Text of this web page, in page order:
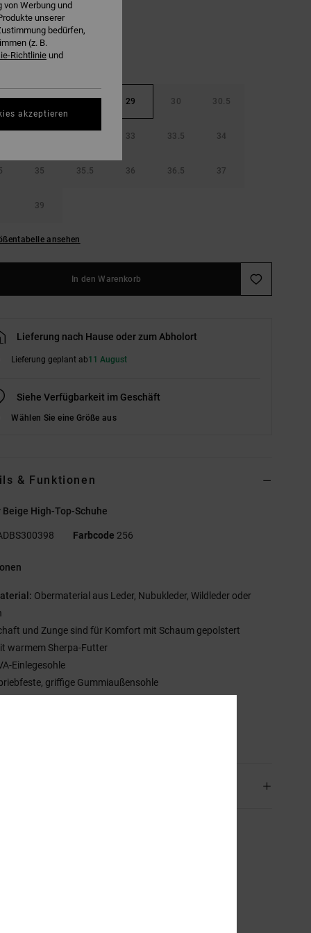
28 28.5 29 30 30.5
33 33.5 34
35 35.5 36 36.5 37
39
ansehen
In den Warenkorb
Lieferung nach Hause oder zum Abholort
Lieferung geplant ab11 August
Siehe Verfügbarkeit im Geschäft
Wählen Sie eine Größe aus
& Funktionen
Beige High-Top-Schuhe
Farbcode 256
Obermaterial aus Leder, Nubukleder, Wildleder oder
und Zunge sind für Komfort mit Schaum gepolstert
warmem Sherpa-Futter
Einlegesohle
griffige Gummiaußensohle
Werbung und
unserer
bedürfen,
(z. B.
Richtlinie und
akzeptieren